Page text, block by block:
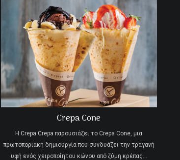
Crepa Cone
Η Crepa Crepa παρουσιάζει το Crepa Cone, μια
πρωτοποριακή δημιουργία που συνδυάζει την τραγανή
υφή ενός χειροποίητου κώνου από ζύμη κρέπας…